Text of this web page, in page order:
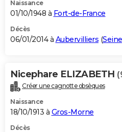
Naissance
01/10/1948 à Fort-de-France
Décès
06/01/2014 à Aubervilliers (
Nicephare ELIZABETH
Créer une cagnotte obsèques
Naissance
18/10/1913 à Gros-Morne
Décès